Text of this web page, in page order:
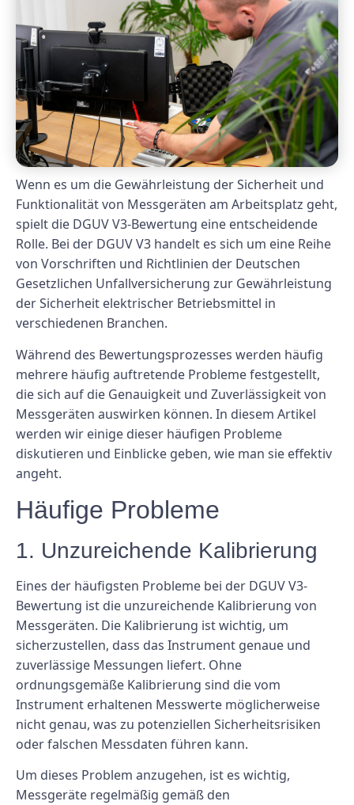
Wenn es um die Gewährleistung der Sicherheit und
Funktionalität von Messgeräten am Arbeitsplatz geht,
spielt die DGUV V3-Bewertung eine entscheidende
Rolle. Bei der DGUV V3 handelt es sich um eine Reihe
von Vorschriften und Richtlinien der Deutschen
Gesetzlichen Unfallversicherung zur Gewährleistung
der Sicherheit elektrischer Betriebsmittel in
verschiedenen Branchen.
Während des Bewertungsprozesses werden häufig
mehrere häufig auftretende Probleme festgestellt,
die sich auf die Genauigkeit und Zuverlässigkeit von
Messgeräten auswirken können. In diesem Artikel
werden wir einige dieser häufigen Probleme
diskutieren und Einblicke geben, wie man sie effektiv
angeht.
Häufige Probleme
1. Unzureichende Kalibrierung
Eines der häufigsten Probleme bei der DGUV V3-
Bewertung ist die unzureichende Kalibrierung von
Messgeräten. Die Kalibrierung ist wichtig, um
sicherzustellen, dass das Instrument genaue und
zuverlässige Messungen liefert. Ohne
ordnungsgemäße Kalibrierung sind die vom
Instrument erhaltenen Messwerte möglicherweise
nicht genau, was zu potenziellen Sicherheitsrisiken
oder falschen Messdaten führen kann.
Um dieses Problem anzugehen, ist es wichtig,
Messgeräte regelmäßig gemäß den